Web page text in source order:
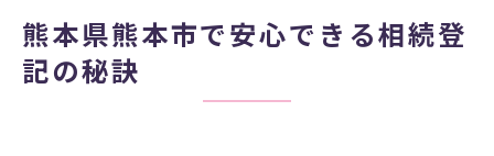
熊本県熊本市で安心できる相続登
記の秘訣